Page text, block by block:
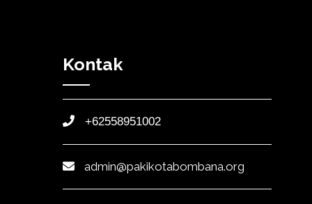
Kontak
+62558951002
admin@pakikotabombana.org